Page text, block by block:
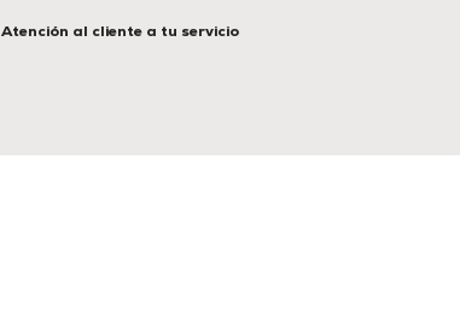
Atención al cliente a tu servicio